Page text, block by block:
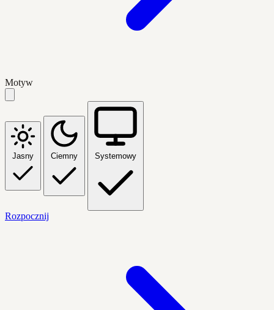
Motyw
Jasny Ciemny Systemowy
Rozpocznij